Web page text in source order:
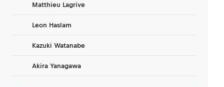
Matthieu Lagrive
Leon Haslam
Kazuki Watanabe
Akira Yanagawa